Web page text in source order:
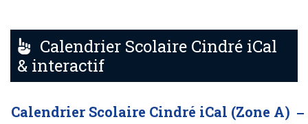
Calendrier Scolaire Cindré iCal
& interactif
Calendrier Scolaire Cindré iCal (Zone A)